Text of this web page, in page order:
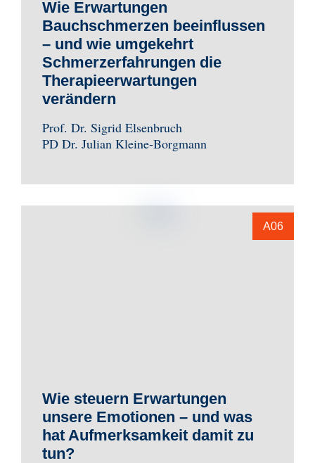
Wie Erwartungen
Bauchschmerzen beeinflussen
– und wie umgekehrt
Schmerzerfahrungen die
Therapieerwartungen
verändern
Prof. Dr. Sigrid Elsenbruch
PD Dr. Julian Kleine-Borgmann
A06
Wie steuern Erwartungen
unsere Emotionen – und was
hat Aufmerksamkeit damit zu
tun?